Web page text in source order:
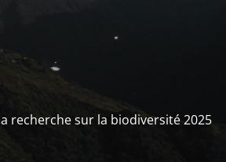
recherche sur la biodiversité 2025